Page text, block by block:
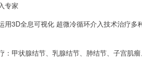
专家
用3D全息可视化 超微冷循环介入技术治疗
：甲状腺结节、乳腺结节、肺结节、子宫肌